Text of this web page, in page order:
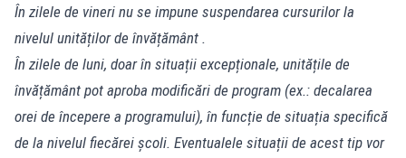
În zilele de vineri nu se impune suspendarea cursurilor la
nivelul unităților de învățământ .
În zilele de luni, doar în situații excepționale, unitățile de
învățământ pot aproba modificări de program (ex.: decalarea
orei de începere a programului), în funcție de situația specifică
de la nivelul fiecărei școli. Eventualele situații de acest tip vor